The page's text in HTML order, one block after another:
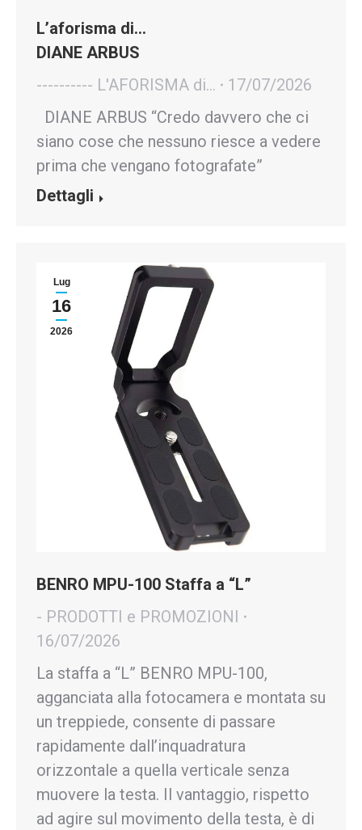
L’aforisma di…
DIANE ARBUS
---------- L'AFORISMA di...
17/07/2026
DIANE ARBUS “Credo davvero che ci
siano cose che nessuno riesce a vedere
prima che vengano fotografate”
Dettagli
Lug
16
2026
BENRO MPU-100 Staffa a “L”
- PRODOTTI e PROMOZIONI
16/07/2026
La staffa a “L” BENRO MPU-100,
agganciata alla fotocamera e montata su
un treppiede, consente di passare
rapidamente dall’inquadratura
orizzontale a quella verticale senza
muovere la testa. Il vantaggio, rispetto
ad agire sul movimento della testa, è di